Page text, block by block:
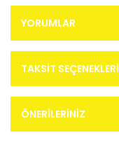
YORUMLAR
TAKSIT SEÇENEKLERI
ÖNERILERINIZ